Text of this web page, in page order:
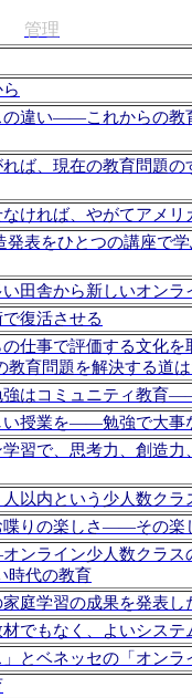
管理
の違い――これからの
ば、現在の教育問題
ければ、やがてアメ
表をひとつの講座で
田舎から新しいオン
復活させる
仕事で評価する文化
育問題を解決する道
はコミュニティ教育
授業を――勉強で大事
習で、思考力、創造
以内という少人数クラ
りの楽しさ――その楽
ンライン少人数クラス
時代の教育
庭学習の成果を発表し
でもなく、よいシス
とベネッセの「オンラ